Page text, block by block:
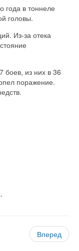
года в тоннеле
головы.
Из-за отека
боев, из них в 36
поражение.
Вперед